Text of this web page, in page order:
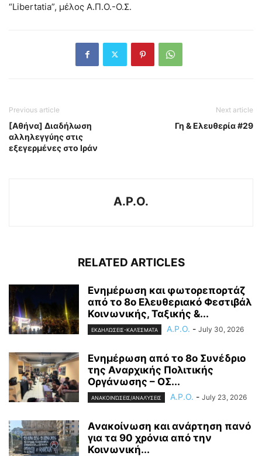
“Libertatia”, μέλος Α.Π.Ο.-Ο.Σ.
Previous article
[Αθήνα] Διαδήλωση
αλληλεγγύης στις
εξεγερμένες στο Ιράν
Next article
Γη & Ελευθερία #29
A.P.O.
RELATED ARTICLES
Ενημέρωση και φωτορεπορτάζ
από το 8ο Ελευθεριακό Φεστιβάλ
Κοινωνικής, Ταξικής &...
ΕΚΔΗΛΏΣΕΙΣ-ΚΑΛΈΣΜΑΤΑ A.P.O. - July 30, 2026
Ενημέρωση από το 8ο Συνέδριο
της Αναρχικής Πολιτικής
Οργάνωσης – ΟΣ...
ΑΝΑΚΟΙΝΏΣΕΙΣ/ΑΝΑΛΎΣΕΙΣ A.P.O. - July 23, 2026
Ανακοίνωση και ανάρτηση πανό
για τα 90 χρόνια από την
Κοινωνική...